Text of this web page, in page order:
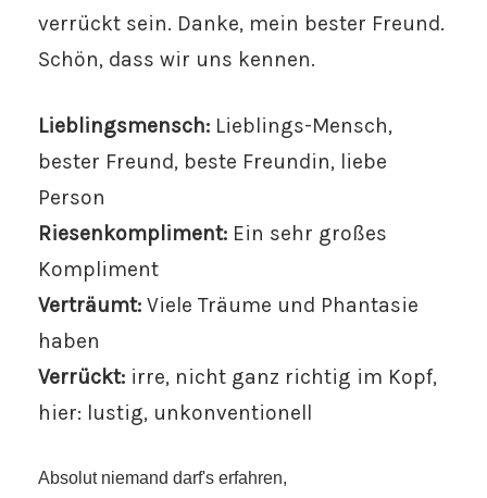
verrückt sein. Danke, mein bester Freund.
Schön, dass wir uns kennen.
Lieblingsmensch: Lieblings-Mensch,
bester Freund, beste Freundin, liebe
Person
Riesenkompliment: Ein sehr großes
Kompliment
Verträumt: Viele Träume und Phantasie
haben
Verrückt: irre, nicht ganz richtig im Kopf,
hier: lustig, unkonventionell
Absolut niemand darf's erfahren,